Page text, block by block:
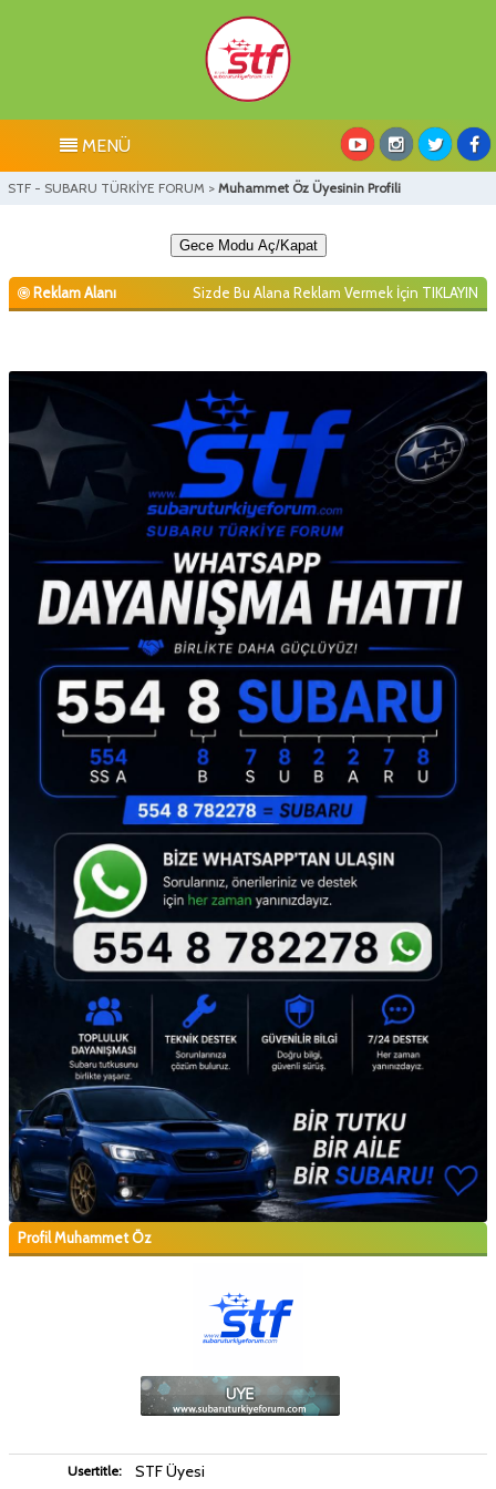
MENÜ
STF - SUBARU TÜRKİYE FORUM > Muhammet Öz Üyesinin Profili
Gece Modu Aç/Kapat
Reklam Alanı Sizde Bu Alana Reklam Vermek İçin TIKLAYIN
Profil Muhammet Öz
Usertitle: STF Üyesi